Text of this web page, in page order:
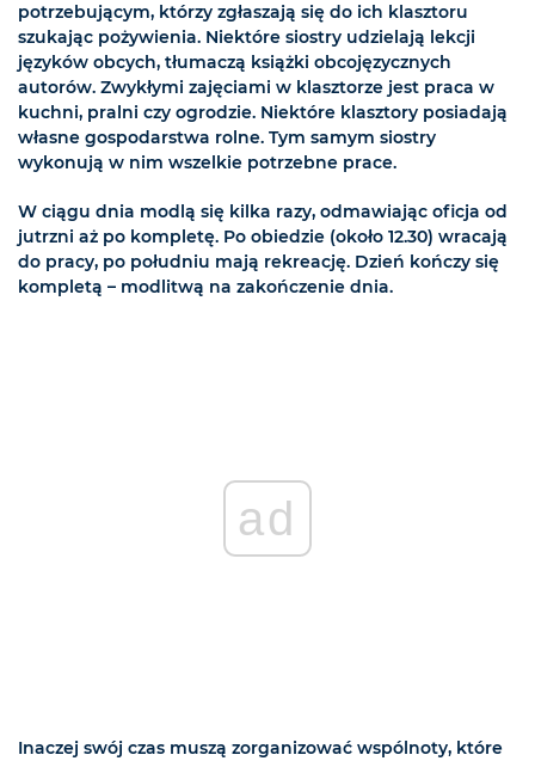
potrzebującym, którzy zgłaszają się do ich klasztoru
szukając pożywienia. Niektóre siostry udzielają lekcji
języków obcych, tłumaczą książki obcojęzycznych
autorów. Zwykłymi zajęciami w klasztorze jest praca w
kuchni, pralni czy ogrodzie. Niektóre klasztory posiadają
własne gospodarstwa rolne. Tym samym siostry
wykonują w nim wszelkie potrzebne prace.
W ciągu dnia modlą się kilka razy, odmawiając oficja od
jutrzni aż po kompletę. Po obiedzie (około 12.30) wracają
do pracy, po południu mają rekreację. Dzień kończy się
kompletą – modlitwą na zakończenie dnia.
ad
Inaczej swój czas muszą zorganizować wspólnoty, które